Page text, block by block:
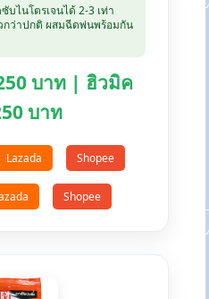
ไนโตรเจนได้ 2-3 เท่า
กว่าปกติ ผสมฉีดพ่นพร้อมกัน
บาท | ฮิวมิค
บาท
Lazada Shopee
Shopee